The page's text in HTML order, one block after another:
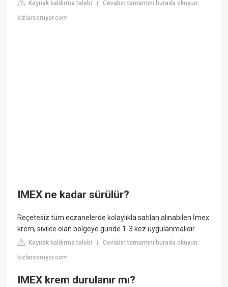
Kaynak kaldırma talebi |Cevabın tamamını burada okuyun:
kizlarsoruyor.com
IMEX ne kadar sürülür?
Reçetesiz tüm eczanelerde kolaylıkla satılan alınabilen İmex
krem, sivilce olan bölgeye günde 1-3 kez uygulanmalıdır.
Kaynak kaldırma talebi |Cevabın tamamını burada okuyun:
kizlarsoruyor.com
IMEX krem durulanır mı?